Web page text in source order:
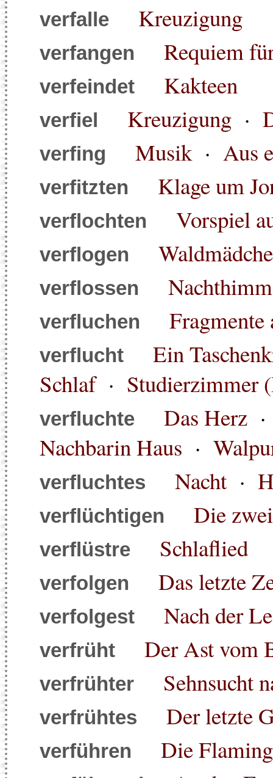
verfalle Kreuzigung
verfangen Requiem
verfeindet Kakteen
verfiel Kreuzigung ·
verfing Musik· Aus
verfitzten Klage um
verflochten Vorspiel
verflogen
verflossen
verfluchen Fragmente
verflucht
Ein
Schlaf· Studierzimmer
verfluchte Das Herz
Nachbarin Haus ·
verfluchtes Nacht ·
verflüchtigen Die
verflüstre Schlaflied
verfolgen Das letzte
verfolgest Nach der
verfrüht Der Ast vom
verfrühter Sehnsucht
verfrühtes Der letzte
verführen Die